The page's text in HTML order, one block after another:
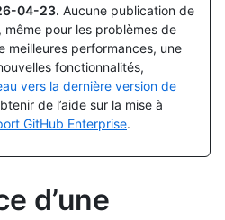
04-23. Aucune publication de
pour les problèmes de
meilleures performances, une
fonctionnalités,
vers la dernière version de
de l’aide sur la mise à
GitHub Enterprise.
d’une